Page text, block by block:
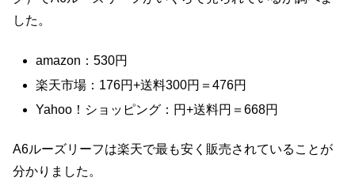
した。
amazon：530円
楽天市場：176円+送料300円＝476円
Yahoo！ショッピング：円+送料円＝668円
A6ルーズリーフは楽天で最も安く販売されていることが
分かりました。